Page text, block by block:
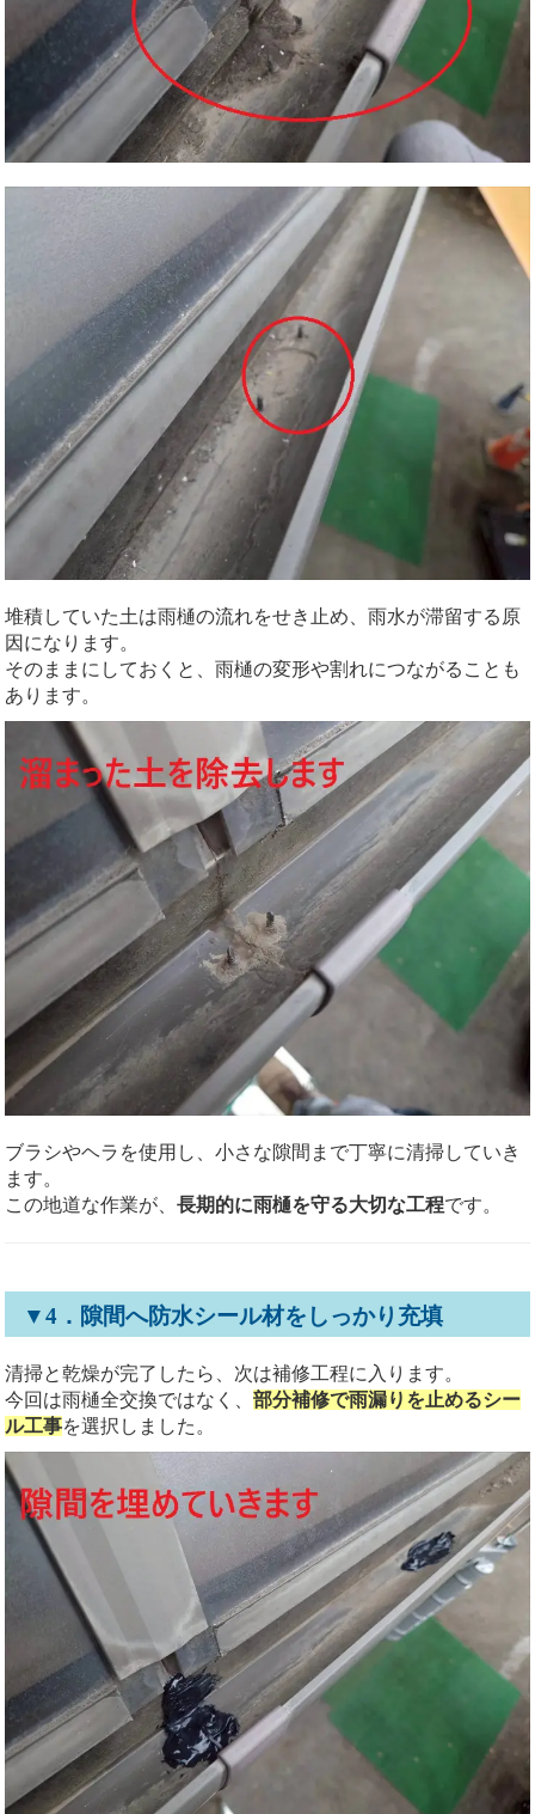
堆積していた土は雨樋の流れをせき止め、雨水が滞留する原
因になります。
そのままにしておくと、雨樋の変形や割れにつながることも
あります。
ブラシやヘラを使用し、小さな隙間まで丁寧に清掃していき
ます。
この地道な作業が、長期的に雨樋を守る大切な工程です。
▼4．隙間へ防水シール材をしっかり充填
清掃と乾燥が完了したら、次は補修工程に入ります。
今回は雨樋全交換ではなく、部分補修で雨漏りを止めるシー
ル工事を選択しました。